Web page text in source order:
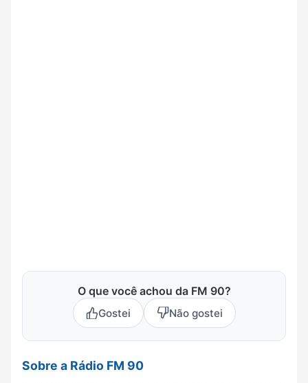
O que você achou da FM 90?
Gostei Não gostei
Sobre a Rádio FM 90